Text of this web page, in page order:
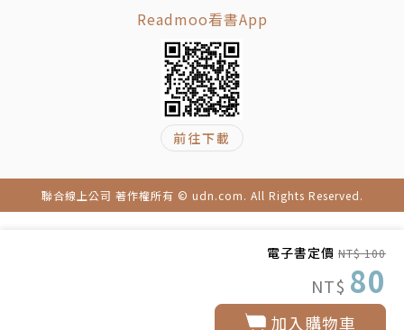
電子書定價 NT$ 100
NT$ 80
加入購物車
Readmoo看書App
前往下載
聯合線上公司 著作權所有 © udn.com. All Rights Reserved.